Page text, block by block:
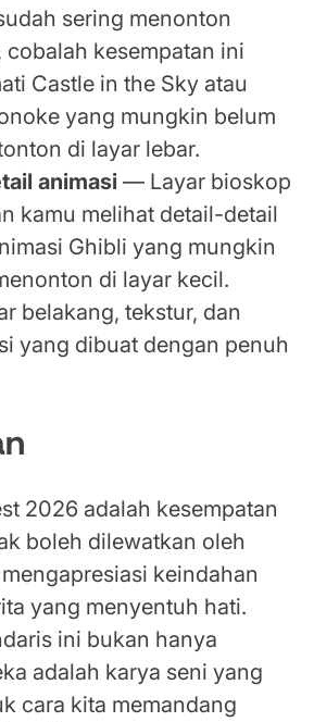
sering menonton
cobalah kesempatan ini
Castle in the Sky atau
yang mungkin belum
di layar lebar.
animasi — Layar bioskop
kamu melihat detail-detail
Ghibli yang mungkin
di layar kecil.
belakang, tekstur, dan
yang dibuat dengan penuh
2026 adalah kesempatan
boleh dilewatkan oleh
keindahan
yang menyentuh hati.
ini bukan hanya
adalah karya seni yang
cara kita memandang